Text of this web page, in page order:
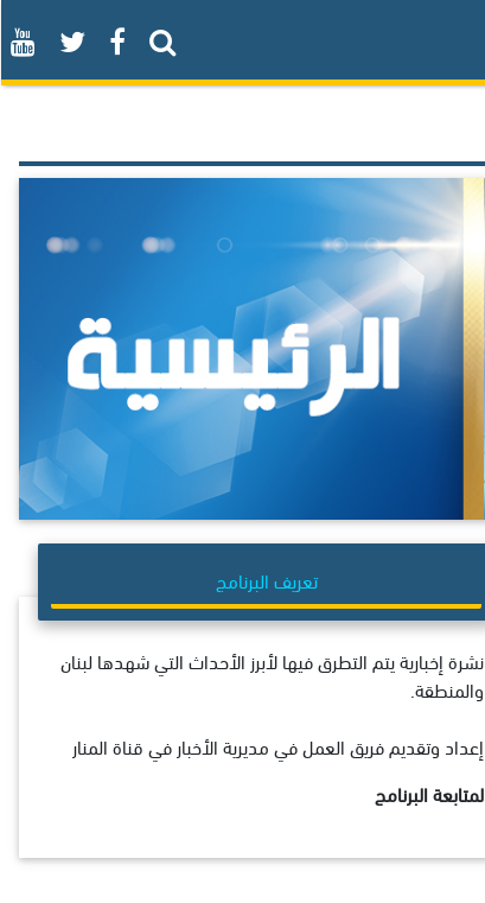
تعريف البرنامج
نشرة إخبارية يتم التطرق فيها لأبرز الأحداث التي شهدها لبنان
والمنطقة.
إعداد وتقديم فريق العمل في مديرية الأخبار في قناة المنار
لمتابعة البرنامج